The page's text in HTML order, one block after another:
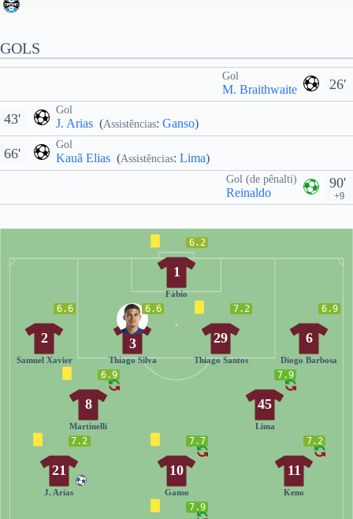
GOLS
26'
Gol
M. Braithwaite
Gol
J. Arias (Assistências: Ganso)
43'
Gol
Kauã Elias (Assistências: Lima)
66'
90'
+9
Gol (de pênalti)
Reinaldo
6.2
1
Fábio
6.9
6
Diogo Barbosa
7.2
29
Thiago Santos
6.6
3
Thiago Silva
6.6
2
Samuel Xavier
7.9
45
Lima
6.9
8
Martinelli
7.2
11
Keno
7.7
10
Ganso
7.2
21
J. Arias
7.9